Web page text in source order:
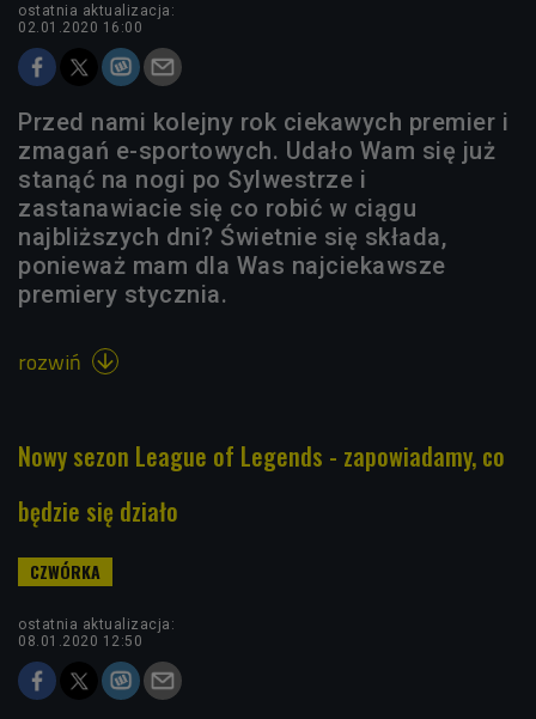
ostatnia aktualizacja:
02.01.2020 16:00
Przed nami kolejny rok ciekawych premier i
zmagań e-sportowych. Udało Wam się już
stanąć na nogi po Sylwestrze i
zastanawiacie się co robić w ciągu
najbliższych dni? Świetnie się składa,
ponieważ mam dla Was najciekawsze
premiery stycznia.
rozwiń 
Nowy sezon League of Legends - zapowiadamy, co
będzie się działo
ostatnia aktualizacja:
08.01.2020 12:50